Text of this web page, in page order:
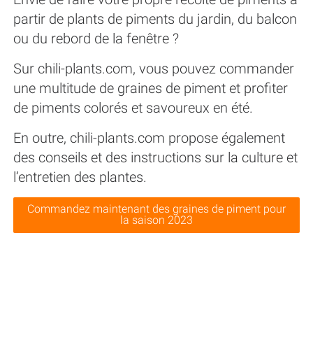
partir de plants de piments du jardin, du balcon
ou du rebord de la fenêtre ?
Sur chili-plants.com, vous pouvez commander
une multitude de graines de piment et profiter
de piments colorés et savoureux en été.
En outre, chili-plants.com propose également
des conseils et des instructions sur la culture et
l’entretien des plantes.
Commandez maintenant des graines de piment pour
la saison 2023